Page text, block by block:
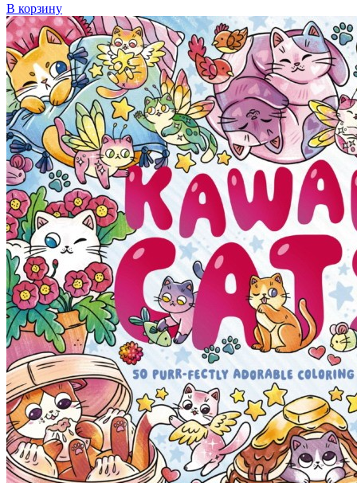
В корзину